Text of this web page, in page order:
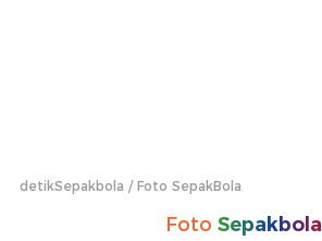
detikSepakbola Foto SepakBola
Foto Sepakbola